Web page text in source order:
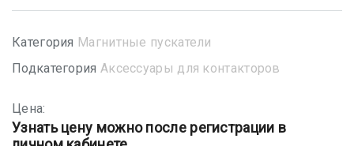
Категория Магнитные пускатели
Подкатегория Аксессуары для контакторов
Цена:
Узнать цену можно после регистрации в